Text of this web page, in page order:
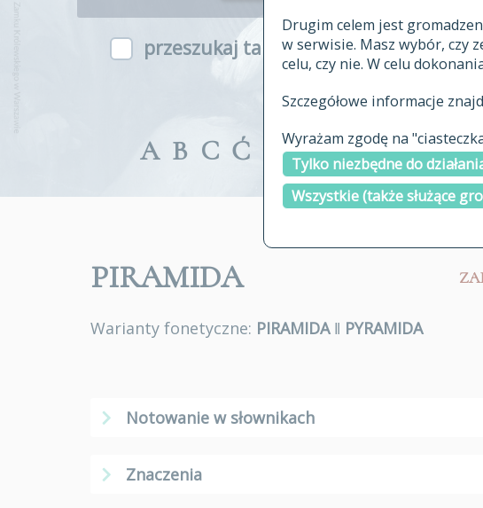
Drugim celem jest
w serwisie. Masz wybór, czy
celu, czy nie. W celu
Szczegółowe informacje
Wyrażam zgodę na
Tylko niezbędne do
Wszystkie (także służące
przeszukaj także hasła w indeksie
A B C Ć E F G H I J K
PIRAMIDA
Warianty fonetyczne: PIRAMIDAǁ PYRAMIDA
Notowanie w słownikach
Znaczenia